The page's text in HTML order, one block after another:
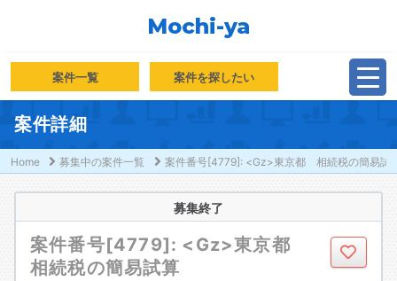
Mochi-ya
案件一覧 案件を探したい
案件詳細
Home 募集中の案件一覧 案件番号[4779]: <Gz>東京都 相続税の簡易試
募集終了
案件番号[4779]: <Gz>東京都
相続税の簡易試算